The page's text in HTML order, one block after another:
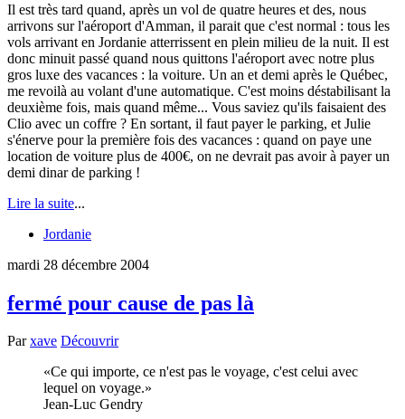
Il est très tard quand, après un vol de quatre heures et des, nous
arrivons sur l'aéroport d'Amman, il parait que c'est normal : tous les
vols arrivant en Jordanie atterrissent en plein milieu de la nuit. Il est
donc minuit passé quand nous quittons l'aéroport avec notre plus
gros luxe des vacances : la voiture. Un an et demi après le Québec,
me revoilà au volant d'une automatique. C'est moins déstabilisant la
deuxième fois, mais quand même... Vous saviez qu'ils faisaient des
Clio avec un coffre ? En sortant, il faut payer le parking, et Julie
s'énerve pour la première fois des vacances : quand on paye une
location de voiture plus de 400€, on ne devrait pas avoir à payer un
demi dinar de parking !
Lire la suite...
Jordanie
mardi 28 décembre 2004
fermé pour cause de pas là
Parxave Découvrir
Ce qui importe, ce n'est pas le voyage, c'est celui avec
lequel on voyage.
Jean-Luc Gendry